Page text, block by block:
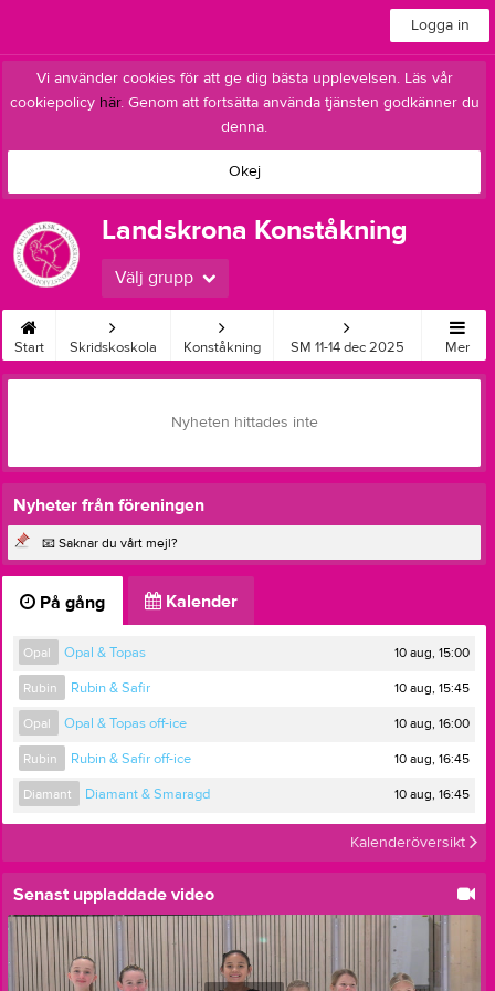
Logga in
Vi använder cookies för att ge dig bästa upplevelsen. Läs vår
cookiepolicy här. Genom att fortsätta använda tjänsten godkänner du
denna.
Okej
Landskrona Konståkning
Välj grupp
Start Skridskoskola Konståkning SM 11-14 dec 2025 Mer
Nyheten hittades inte
Nyheter från föreningen
📧 Saknar du vårt mejl?
På gång Kalender
Opal Opal & Topas 10 aug, 15:00
Rubin Rubin & Safir 10 aug, 15:45
Opal Opal & Topas off-ice 10 aug, 16:00
Rubin Rubin & Safir off-ice 10 aug, 16:45
Diamant Diamant & Smaragd 10 aug, 16:45
Kalenderöversikt
Senast uppladdade video